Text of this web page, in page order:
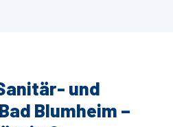
und
Blumheim –